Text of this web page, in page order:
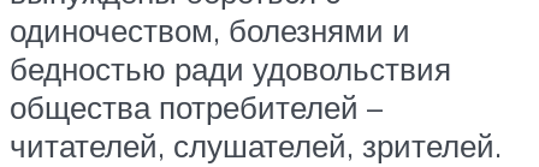
одиночеством, болезнями и
бедностью ради удовольствия
общества потребителей –
читателей, слушателей, зрителей.